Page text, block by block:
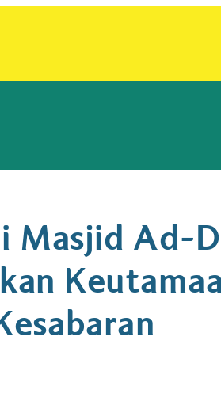
Masjid Ad-